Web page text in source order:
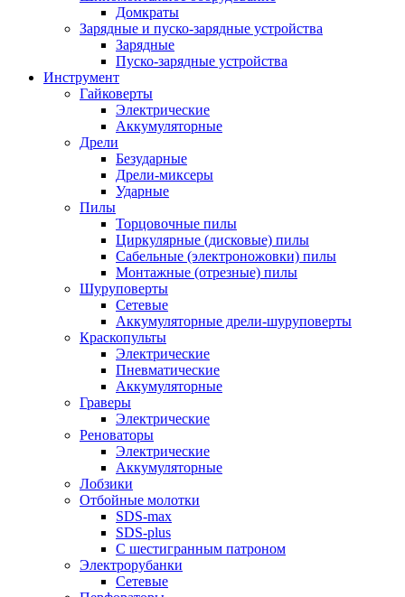
Домкраты
Зарядные и пуско-зарядные устройства
Зарядные
Пуско-зарядные устройства
Инструмент
Гайковерты
Электрические
Аккумуляторные
Дрели
Безударные
Дрели-миксеры
Ударные
Пилы
Торцовочные пилы
Циркулярные (дисковые) пилы
Сабельные (электроножовки) пилы
Монтажные (отрезные) пилы
Шуруповерты
Сетевые
Аккумуляторные дрели-шуруповерты
Краскопульты
Электрические
Пневматические
Аккумуляторные
Граверы
Электрические
Реноваторы
Электрические
Аккумуляторные
Лобзики
Отбойные молотки
SDS-max
SDS-plus
С шестигранным патроном
Электрорубанки
Сетевые